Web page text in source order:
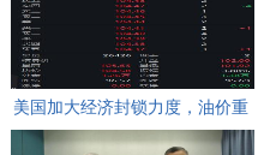
美国加大经济封锁力度，油价重
返100美元高点，黄金价格急